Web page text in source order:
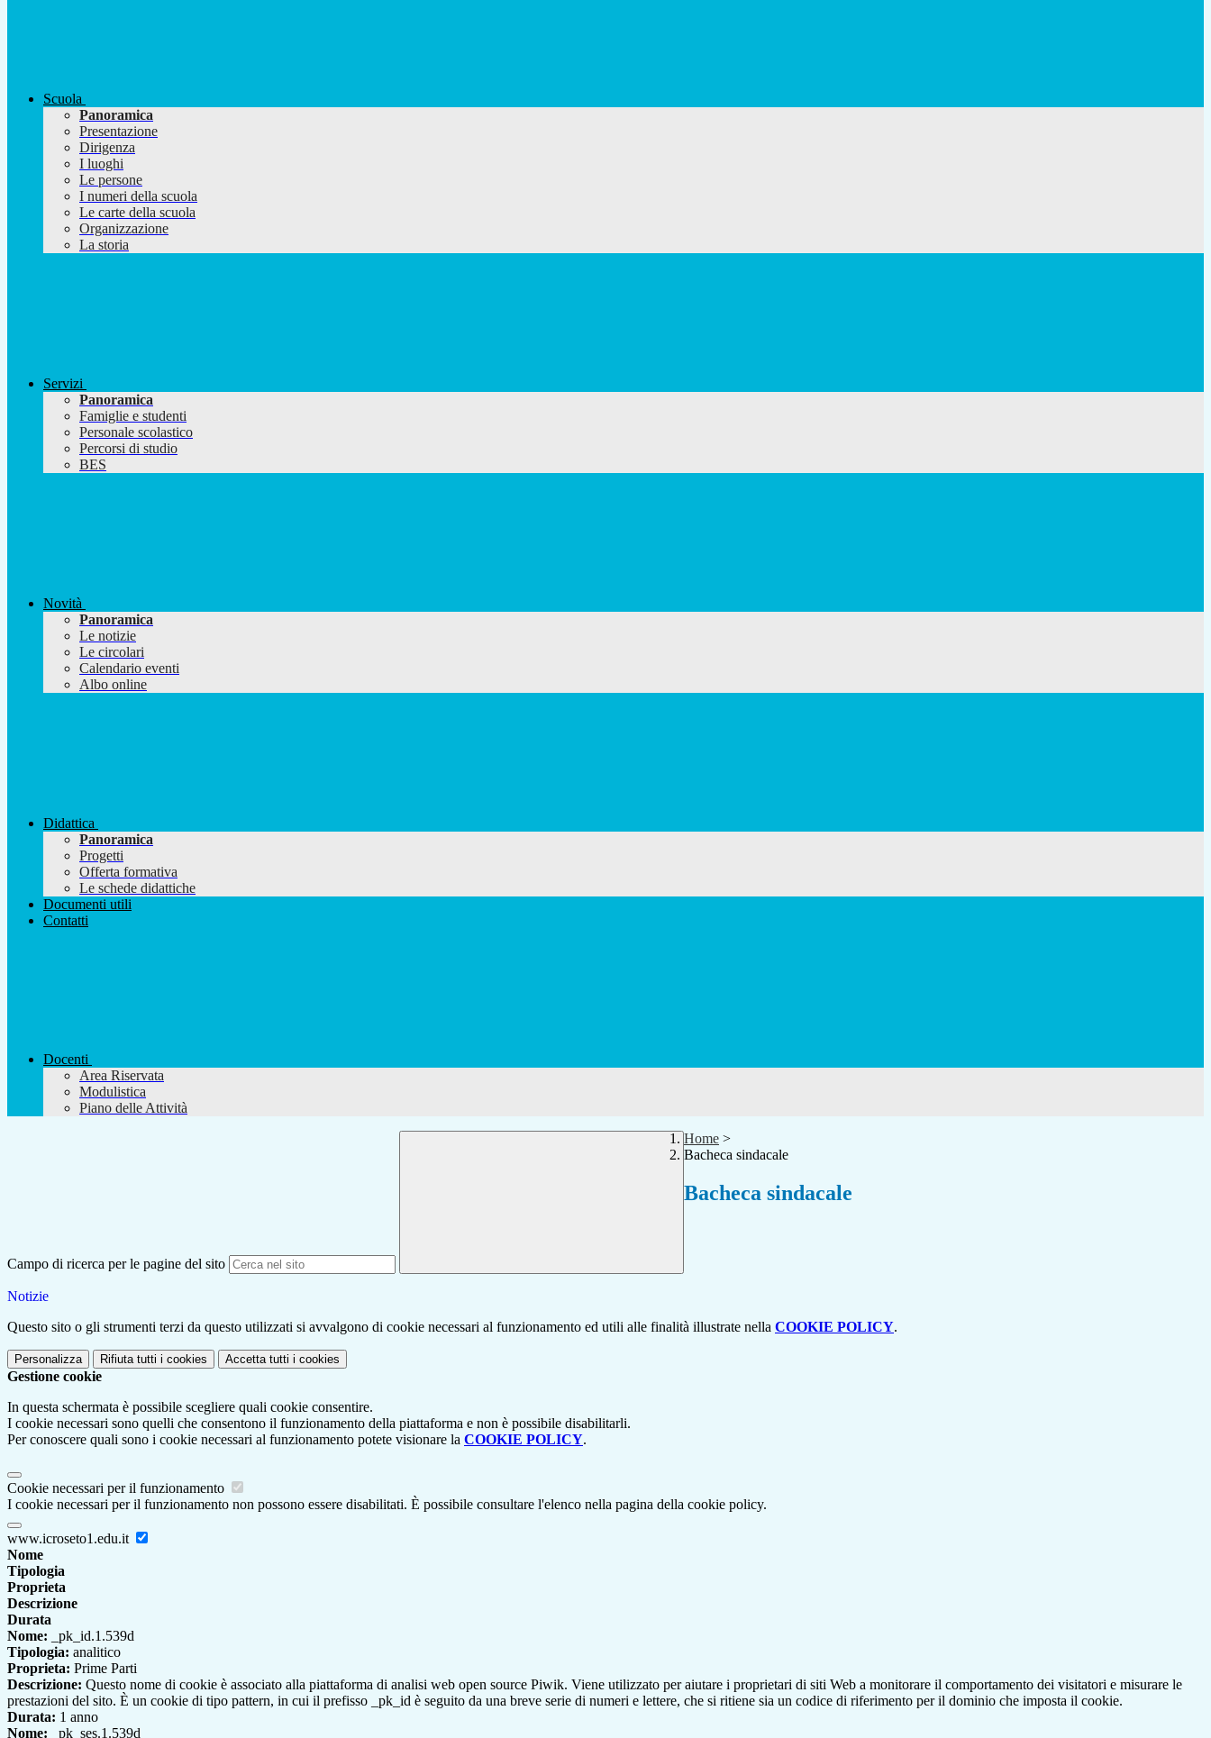
Scuola
Panoramica
Presentazione
Dirigenza
I luoghi
Le persone
I numeri della scuola
Le carte della scuola
Organizzazione
La storia
Servizi
Panoramica
Famiglie e studenti
Personale scolastico
Percorsi di studio
BES
Novità
Panoramica
Le notizie
Le circolari
Calendario eventi
Albo online
Didattica
Panoramica
Progetti
Offerta formativa
Le schede didattiche
Documenti utili
Contatti
Docenti
Area Riservata
Modulistica
Piano delle Attività
Campo di ricerca per le pagine del sito
Home >
Bacheca sindacale
Bacheca sindacale
Notizie
Questo sito o gli strumenti terzi da questo utilizzati si avvalgono di cookie necessari al funzionamento ed utili alle finalità illustrate nella COOKIE POLICY.
Personalizza Rifiuta tutti i cookies Accetta tutti i cookies
Gestione cookie
In questa schermata è possibile scegliere quali cookie consentire.
I cookie necessari sono quelli che consentono il funzionamento della piattaforma e non è possibile disabilitarli.
Per conoscere quali sono i cookie necessari al funzionamento potete visionare la COOKIE POLICY.
Cookie necessari per il funzionamento
I cookie necessari per il funzionamento non possono essere disabilitati. È possibile consultare l'elenco nella pagina della cookie policy.
www.icroseto1.edu.it
Nome
Tipologia
Proprieta
Descrizione
Durata
Nome: _pk_id.1.539d
Tipologia: analitico
Proprieta: Prime Parti
Descrizione: Questo nome di cookie è associato alla piattaforma di analisi web open source Piwik. Viene utilizzato per aiutare i proprietari di siti Web a monitorare il comportamento dei visitatori e misurare le
prestazioni del sito. È un cookie di tipo pattern, in cui il prefisso _pk_id è seguito da una breve serie di numeri e lettere, che si ritiene sia un codice di riferimento per il dominio che imposta il cookie.
Durata: 1 anno
Nome: _pk_ses.1.539d